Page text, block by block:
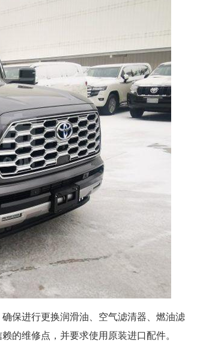
保进行更换润滑油、空气滤清器、燃油滤
的维修点，并要求使用原装进口配件。